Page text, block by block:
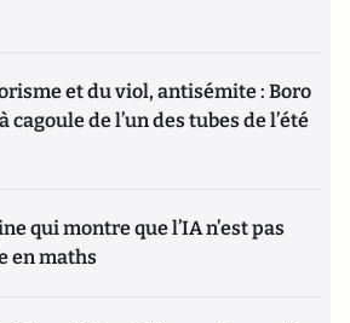
et du viol, antisémite : Boro
cagoule de l’un des tubes de l’été
qui montre que l’IA n’est pas
en maths